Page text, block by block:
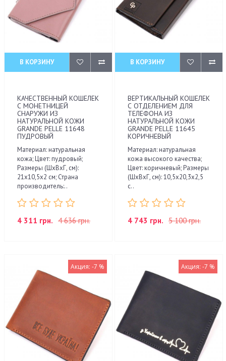
В КОРЗИНУ
КАЧЕСТВЕННЫЙ КОШЕЛЕК
С МОНЕТНИЦЕЙ
СНАРУЖИ ИЗ
НАТУРАЛЬНОЙ КОЖИ
GRANDE PELLE 11648
ПУДРОВЫЙ
Материал: натуральная
кожа; Цвет: пудровый;
Размеры (ШхВхГ, см):
21х10,5х2 см; Страна
производитель:..
4 311 грн. 4 636 грн.
В КОРЗИНУ
ВЕРТИКАЛЬНЫЙ КОШЕЛЕК
С ОТДЕЛЕНИЕМ ДЛЯ
ТЕЛЕФОНА ИЗ
НАТУРАЛЬНОЙ КОЖИ
GRANDE PELLE 11645
КОРИЧНЕВЫЙ
Материал: натуральная
кожа высокого качества;
Цвет: коричневый; Размеры
(ШхВхГ, см): 10,5х20,3х2,5
с..
4 743 грн. 5 100 грн.
Акция: -7 % Акция: -7 %